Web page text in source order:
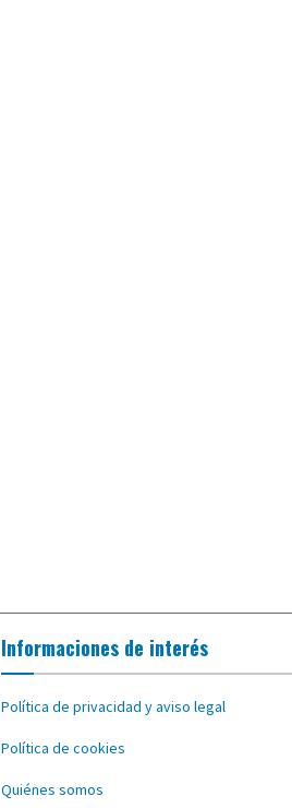
Informaciones de interés
Política de privacidad y aviso legal
Política de cookies
Quiénes somos